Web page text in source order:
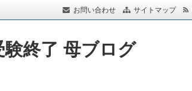
お問い合わせ サイトマップ
終了 母ブログ